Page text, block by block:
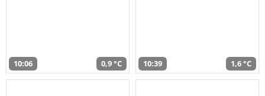
10:06 0,9 °C 10:39 1,6 °C